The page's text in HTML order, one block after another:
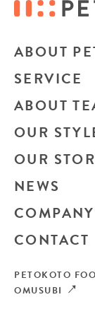
ABOUT
SERVICE
ABOUT
OUR
OUR
NEWS
COMPANY
CONTACT
PETOKOTO
OMUSUBI